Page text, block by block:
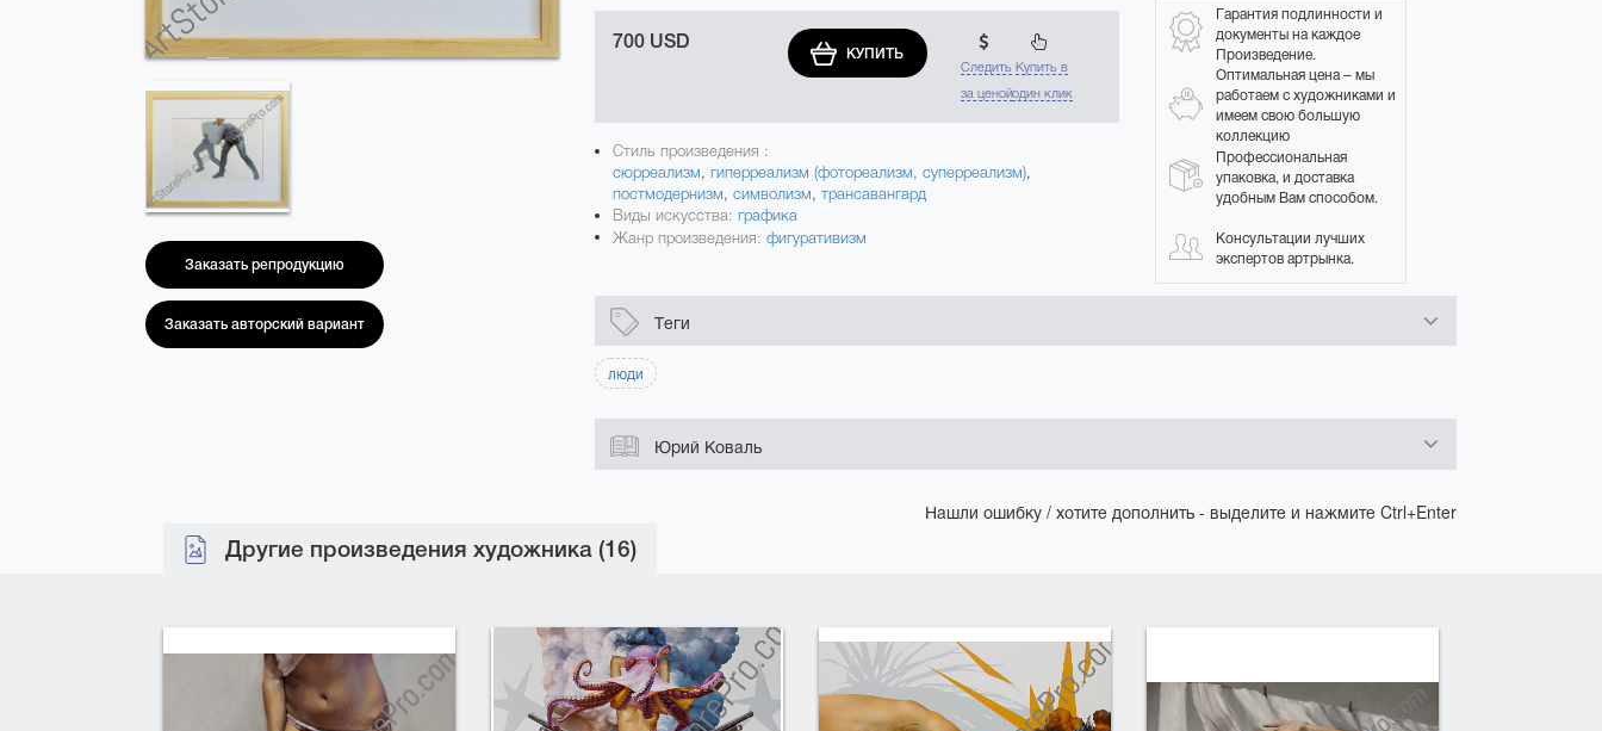
Заказать репродукцию
Заказать авторский вариант
700 USD
КУПИТЬ
Следить
за ценой
Купить в
один клик
Стиль произведения :
сюрреализм, гиперреализм (фотореализм, суперреализм),
постмодернизм, символизм, трансавангард
Виды искусства: графика
Жанр произведения: фигуративизм
Гарантия подлинности и
документы на каждое
Произведение.
Оптимальная цена – мы
работаем с художниками и
имеем свою большую
коллекцию
Профессиональная
упаковка, и доставка
удобным Вам способом.
Консультации лучших
экспертов артрынка.
Теги
люди
Юрий Коваль
Нашли ошибку / хотите дополнить - выделите и нажмите Ctrl+Enter
Другие произведения художника (16)